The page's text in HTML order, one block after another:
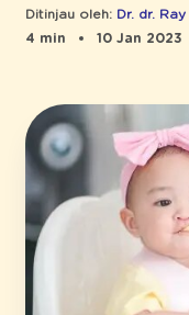
Ditinjau oleh: Dr. dr.
4 min
10 Jan 2023